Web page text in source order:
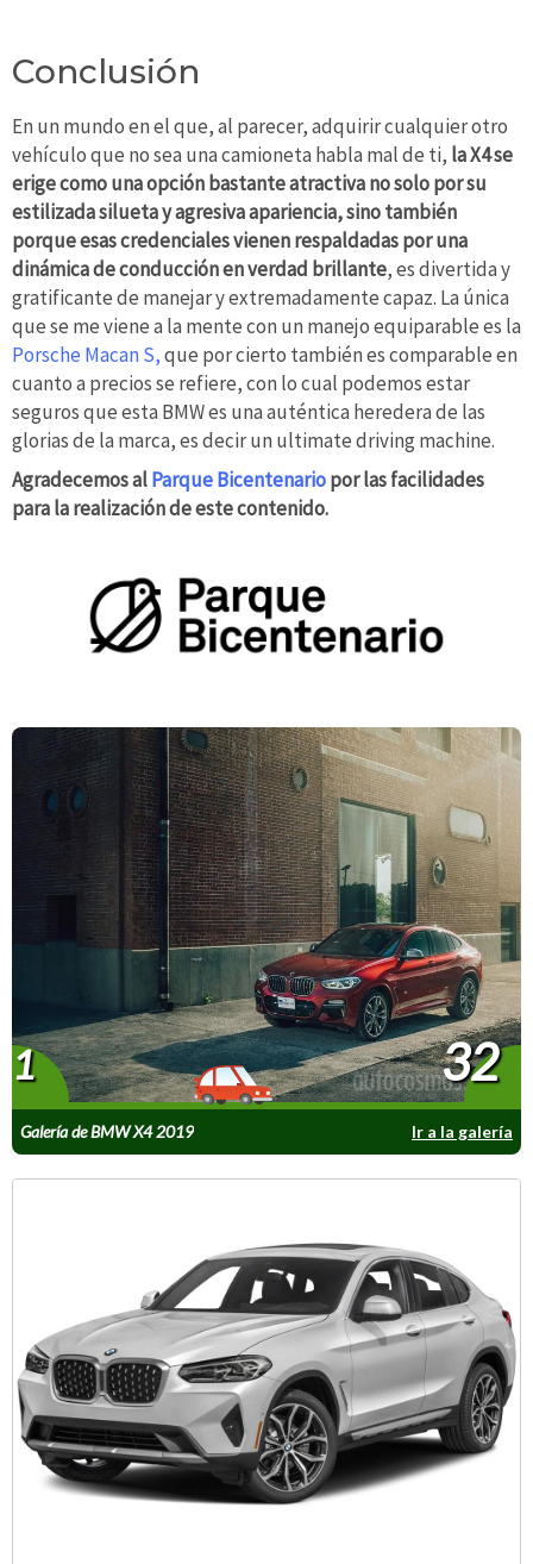
Conclusión
En un mundo en el que, al parecer, adquirir cualquier otro
vehículo que no sea una camioneta habla mal de ti, la X4 se
erige como una opción bastante atractiva no solo por su
estilizada silueta y agresiva apariencia, sino también
porque esas credenciales vienen respaldadas por una
dinámica de conducción en verdad brillante, es divertida y
gratificante de manejar y extremadamente capaz. La única
que se me viene a la mente con un manejo equiparable es la
Porsche Macan S,que por cierto también es comparable en
cuanto a precios se refiere, con lo cual podemos estar
seguros que esta BMW es una auténtica heredera de las
glorias de la marca, es decir un ultimate driving machine.
Agradecemos alParque Bicentenariopor las facilidades
para la realización de este contenido.
Galería de BMW X4 2019 Ir a la galería
1 32